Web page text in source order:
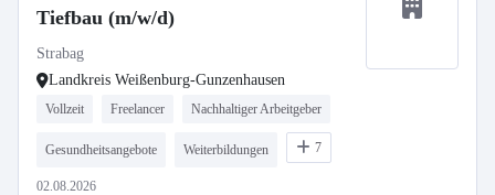
Tiefbau (m/w/d)
Strabag
Landkreis Weißenburg-Gunzenhausen
Vollzeit Freelancer Nachhaltiger Arbeitgeber
Gesundheitsangebote Weiterbildungen 7
02.08.2026